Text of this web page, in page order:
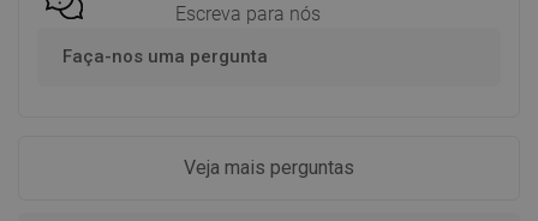
Escreva para nós
Faça-nos uma pergunta
Veja mais perguntas